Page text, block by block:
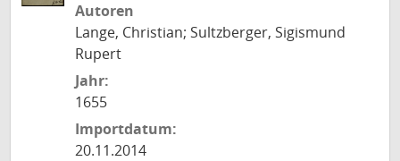
Autoren
Lange, Christian; Sultzberger, Sigismund
Rupert
Jahr:
1655
Importdatum:
20.11.2014